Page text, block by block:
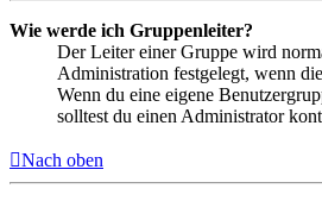
Wie werde ich Gruppenleiter?
Der Leiter einer Gruppe wird
Administration festgelegt, wenn
Wenn du eine eigene
solltest du einen Administrator
Nach oben